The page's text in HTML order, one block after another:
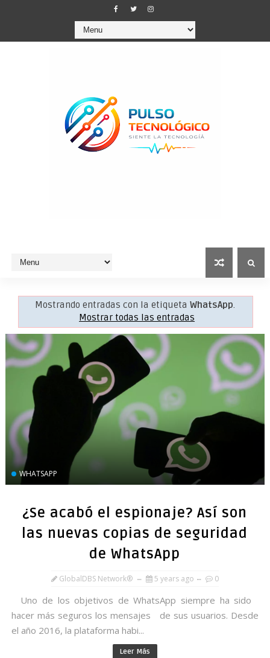
Mostrando entradas con la etiqueta WhatsApp.
Mostrar todas las entradas
WHATSAPP
¿Se acabó el espionaje? Así son
las nuevas copias de seguridad
de WhatsApp
GlobalDBS Network® 5 years ago 0
Uno de los objetivos de WhatsApp siempre ha sido
hacer más seguros los mensajes de sus usuarios. Desde
el año 2016, la plataforma habi...
Leer Más